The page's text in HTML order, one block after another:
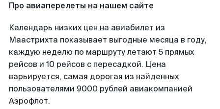
Про авиаперелеты на нашем сайте
Календарь низких цен на авиабилет из
Маастрихта показывает выгодные месяца в году,
каждую неделю по маршруту летают 5 прямых
рейсов и 10 рейсов с пересадкой. Цена
варьируется, самая дорогая из найденных
пользователями 9000 рублей авиакомпанией
Аэрофлот.